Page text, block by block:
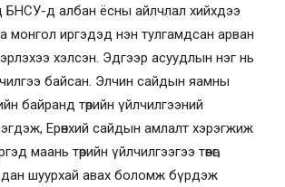
БНСУ-д албан ёсны айлчлал хийхдээ
монгол иргэдэд нэн тулгамдсан арван
хэлсэн. Эдгээр асуудлын нэг нь
байсан. Элчин сайдын яамны
байранд төрийн үйлчилгээний
Ерөнхий сайдын амлалт хэрэгжиж
маань төрийн үйлчилгээгээ төвөг,
шуурхай авах боломж бүрдэж